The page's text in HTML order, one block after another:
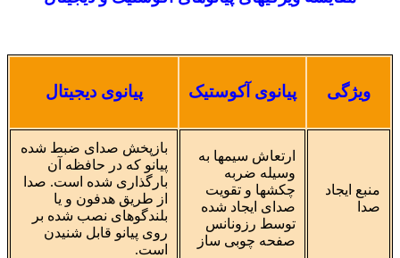
ویژگی پیانوی آکوستیک پیانوی دیجیتال
منبع ایجاد
صدا
ارتعاش سیمها به
وسیله ضربه
چکشها و تقویت
صدای ایجاد شده
توسط رزونانس
صفحه چوبی ساز
باز‌پخش صدای ضبط شده
پیانو که در حافظه آن
بارگذاری شده است. صدا
از طریق هدفون و یا
بلندگوهای نصب شده بر
روی پیانو قابل شنیدن
است.